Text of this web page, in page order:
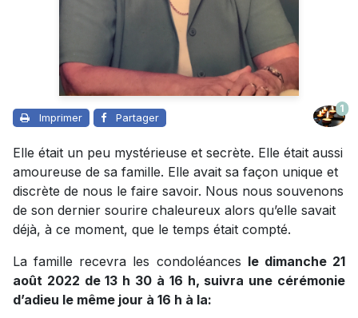
Imprimer Partager
1
Elle était un peu mystérieuse et secrète. Elle était aussi
amoureuse de sa famille. Elle avait sa façon unique et
discrète de nous le faire savoir. Nous nous souvenons
de son dernier sourire chaleureux alors qu’elle savait
déjà, à ce moment, que le temps était compté.
La famille recevra les condoléances le dimanche 21
août 2022 de 13 h 30 à 16 h, suivra une cérémonie
d’adieu le même jour à 16 h à la: